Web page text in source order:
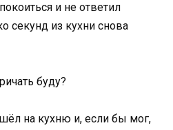
и не ответил
секунд из кухни снова
буду?
на кухню и, если бы мог,